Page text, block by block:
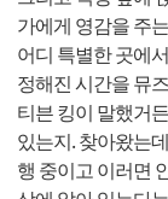
가에게 영감을 주
어디 특별한 곳에
정해진 시간을 뮤
티븐 킹이 말했거
있는지. 찾아왔는
행 중이고 이러면